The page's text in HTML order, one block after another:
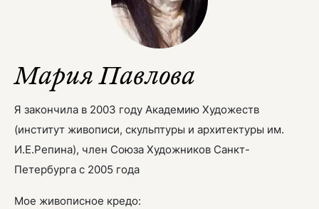
Мария Павлова
Я закончила в 2003 году Академию Художеств
(институт живописи, скульптуры и архитектуры им.
И.Е.Репина), член Союза Художников Санкт-
Петербурга с 2005 года
Мое живописное кредо: